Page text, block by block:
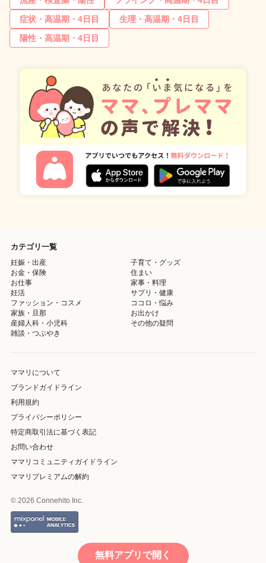
症状・高温期・4日目
生理・高温期・4日目
陽性・高温期・4日目
カテゴリ一覧
妊娠・出産
子育て・グッズ
お金・保険
住まい
お仕事
家事・料理
妊活
サプリ・健康
ファッション・コスメ
ココロ・悩み
家族・旦那
お出かけ
産婦人科・小児科
その他の疑問
雑談・つぶやき
ママリについて
ブランドガイドライン
利用規約
プライバシーポリシー
特定商取引法に基づく表記
お問い合わせ
ママリコミュニティガイドライン
ママリプレミアムの解約
© 2026 Connehito Inc.
無料アプリで開く